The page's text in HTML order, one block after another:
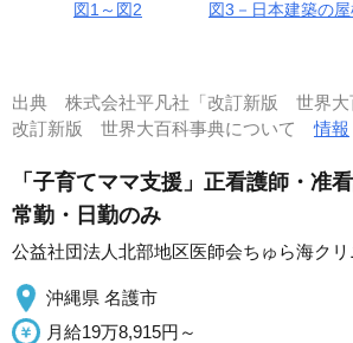
図1～図2 図3－日本建築の屋
出典 株式会社平凡社「改訂新版 世界大
改訂新版 世界大百科事典について情報
「子育てママ支援」正看護師・准
常勤・日勤のみ
公益社団法人北部地区医師会ちゅら海クリ
沖縄県 名護市
月給19万8,915円～